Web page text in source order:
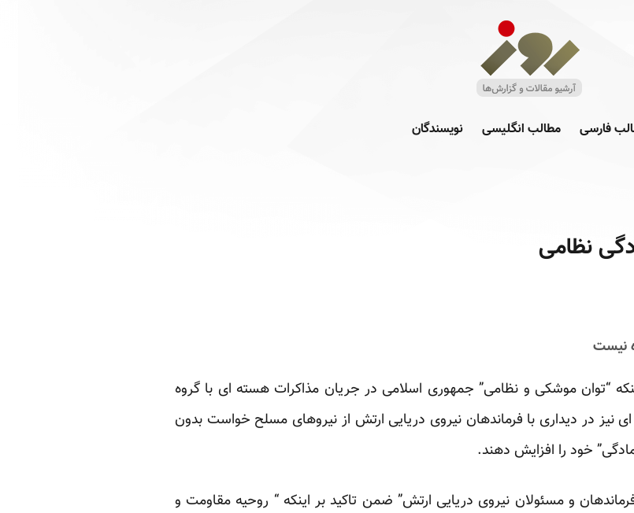
فارسی مطالب انگلیسی نویسندگان
نظامی
نیست
“توان موشکی و نظامی” جمهوری اسلامی در جریان مذاکرات هسته ای با گروه
ای نیز در دیداری با فرماندهان نیروی دریایی ارتش از نیروهای مسلح خواست بدون
خود را افزایش دهند.
و مسئولان نیروی دریایی ارتش” ضمن تاکید بر اینکه “ روحیه مقاومت و